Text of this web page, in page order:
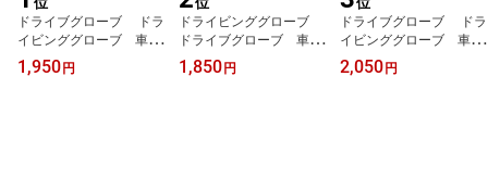
ドライブグローブ ドラ
イビンググローブ 車用
手袋 半指合皮手袋 メ
ッシュすべり止め付き手
1,950 円
ドライビンググローブ
ドライブグローブ 車用
手袋 半指合皮メッシュ
手袋 黒 ブラック【送
1,850 円
ドライブグローブ ドラ
イビンググローブ 車用
手袋 半指合皮手袋 メ
ッシュ すべり止め付き手
2,050 円